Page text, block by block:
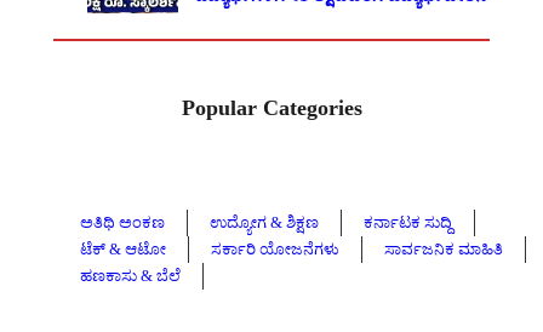
Popular Categories
ಅತಿಥಿ ಅಂಕಣ ಉದ್ಯೋಗ & ಶಿಕ್ಷಣ
ಕರ್ನಾಟಕ ಸುದ್ದಿ
ಟೆಕ್ & ಆಟೋ
ಸರ್ಕಾರಿ ಯೋಜನೆಗಳು
ಸಾರ್ವಜನಿಕ ಮಾಹಿತಿ
ಹಣಕಾಸು & ಬೆಲೆ